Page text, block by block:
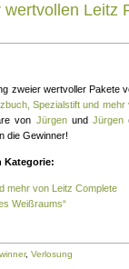
wertvollen Leitz
zweier wertvoller Pakete
Spezialstift und mehr
von Jürgenund Jürgen
die Gewinner!
Kategorie:
mehr von Leitz Complete
Weißraums“
, Verlosung